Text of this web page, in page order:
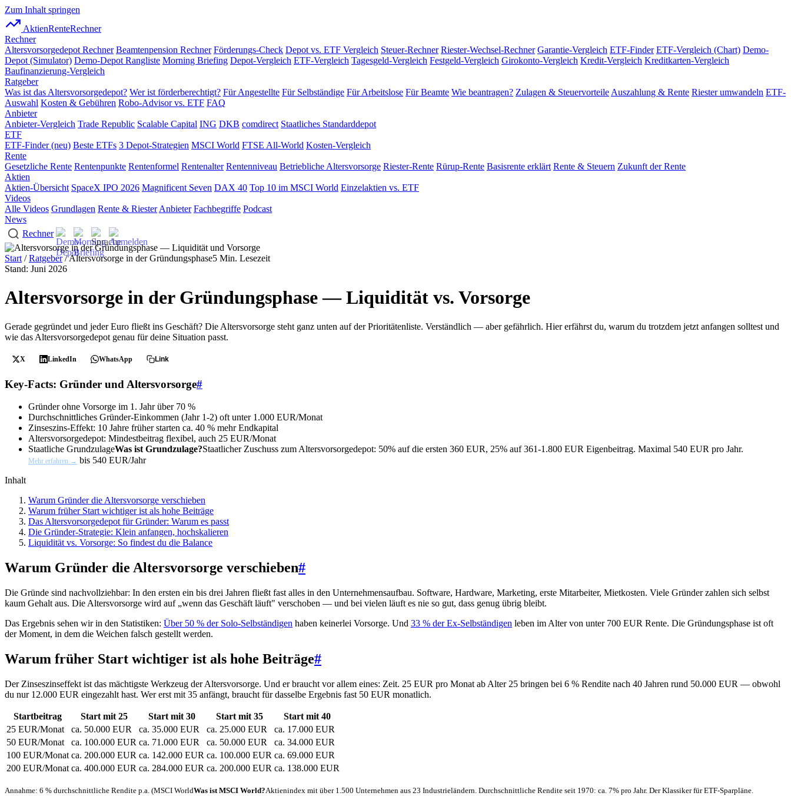
Zum Inhalt springen
AktienRenteRechner
Rechner
Altersvorsorgedepot Rechner Beamtenpension Rechner Förderungs-Check Depot vs. ETF Vergleich Steuer-Rechner Riester-Wechsel-Rechner Garantie-Vergleich ETF-Finder ETF-Vergleich (Chart) Demo-
Depot (Simulator) Demo-Depot Rangliste Morning Briefing Depot-Vergleich ETF-Vergleich Tagesgeld-Vergleich Festgeld-Vergleich Girokonto-Vergleich Kredit-Vergleich Kreditkarten-Vergleich
Baufinanzierung-Vergleich
Ratgeber
Was ist das Altersvorsorgedepot? Wer ist förderberechtigt? Für Angestellte Für Selbständige Für Arbeitslose Für Beamte Wie beantragen? Zulagen & Steuervorteile Auszahlung & Rente Riester umwandeln ETF-
Auswahl Kosten & Gebühren Robo-Advisor vs. ETF FAQ
Anbieter
Anbieter-Vergleich Trade Republic Scalable Capital ING DKB comdirect Staatliches Standarddepot
ETF
ETF-Finder (neu) Beste ETFs 3 Depot-Strategien MSCI World FTSE All-World Kosten-Vergleich
Rente
Gesetzliche Rente Rentenpunkte Rentenformel Rentenalter Rentenniveau Betriebliche Altersvorsorge Riester-Rente Rürup-Rente Basisrente erklärt Rente & Steuern Zukunft der Rente
Aktien
Aktien-Übersicht SpaceX IPO 2026 Magnificent Seven DAX 40 Top 10 im MSCI World Einzelaktien vs. ETF
Videos
Alle Videos Grundlagen Rente & Riester Anbieter Fachbegriffe Podcast
News
Rechner
Start /Ratgeber/ Altersvorsorge in der Gründungsphase5 Min. Lesezeit
Stand: Juni 2026
Altersvorsorge in der Gründungsphase — Liquidität vs. Vorsorge
Gerade gegründet und jeder Euro fließt ins Geschäft? Die Altersvorsorge steht ganz unten auf der Prioritätenliste. Verständlich — aber gefährlich. Hier erfährst du, warum du trotzdem jetzt anfangen solltest und
wie das Altersvorsorgedepot genau für deine Situation passt.
X LinkedIn WhatsApp Link
Key-Facts: Gründer und Altersvorsorge#
Gründer ohne Vorsorge im 1. Jahrüber 70 %
Durchschnittliches Gründer-Einkommen (Jahr 1-2) oft unter 1.000 EUR/Monat
Zinseszins-Effekt: 10 Jahre früher starten ca. 40 % mehr Endkapital
Altersvorsorgedepot: Mindestbeitrag flexibel, auch 25 EUR/Monat
Staatliche GrundzulageWas ist Grundzulage?Staatlicher Zuschuss zum Altersvorsorgedepot: 50% auf die ersten 360 EUR, 25% auf 361-1.800 EUR Eigenbeitrag. Maximal 540 EUR pro Jahr.
Mehr erfahren → bis 540 EUR/Jahr
Inhalt
Warum Gründer die Altersvorsorge verschieben
Warum früher Start wichtiger ist als hohe Beiträge
Das Altersvorsorgedepot für Gründer: Warum es passt
Die Gründer-Strategie: Klein anfangen, hochskalieren
Liquidität vs. Vorsorge: So findest du die Balance
Warum Gründer die Altersvorsorge verschieben#
Die Gründe sind nachvollziehbar: In den ersten ein bis drei Jahren fließt fast alles in den Unternehmensaufbau. Software, Hardware, Marketing, erste Mitarbeiter, Mietkosten. Viele Gründer zahlen sich selbst
kaum Gehalt aus. Die Altersvorsorge wird auf „wenn das Geschäft läuft" verschoben — und bei vielen läuft es nie so gut, dass genug übrig bleibt.
Das Ergebnis sehen wir in den Statistiken: Über 50 % der Solo-Selbständigen haben keinerlei Vorsorge. Und 33 % der Ex-Selbständigen leben im Alter von unter 700 EUR Rente. Die Gründungsphase ist oft
der Moment, in dem die Weichen falsch gestellt werden.
Warum früher Start wichtiger ist als hohe Beiträge#
Der Zinseszinseffekt ist das mächtigste Werkzeug der Altersvorsorge. Und er braucht vor allem eines: Zeit. 25 EUR pro Monat ab Alter 25 bringen bei 6 % Rendite nach 40 Jahren rund 50.000 EUR — obwohl
du nur 12.000 EUR eingezahlt hast. Wer erst mit 35 anfängt, braucht für dasselbe Ergebnis fast 50 EUR monatlich.
Startbeitrag Start mit 25 Start mit 30 Start mit 35
Start mit 40
25 EUR/Monat
ca. 50.000 EUR ca. 35.000 EUR ca. 25.000 EUR
ca. 17.000 EUR
50 EUR/Monat
ca. 100.000 EUR ca. 71.000 EUR ca. 50.000 EUR
ca. 34.000 EUR
100 EUR/Monat ca. 200.000 EUR ca. 142.000 EUR ca. 100.000 EUR ca. 69.000 EUR
200 EUR/Monat ca. 400.000 EUR ca. 284.000 EUR ca. 200.000 EUR ca. 138.000 EUR
Annahme: 6 % durchschnittliche Rendite p.a. (MSCI WorldWas ist MSCI World?Aktienindex mit über 1.500 Unternehmen aus 23 Industrieländern. Durchschnittliche Rendite seit 1970: ca. 7% pro Jahr. Der Klassiker für ETF-Sparpläne.